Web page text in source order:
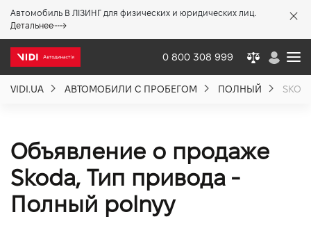
Автомобиль В ЛІЗИНГ для физических и юридических лиц.
Детальнее
0 800 308 999
VIDI.UA АВТОМОБИЛИ С ПРОБЕГОМ ПОЛНЫЙ
Объявление о продаже
Skoda, Тип привода -
Полный polnyy
Акции %
Новости